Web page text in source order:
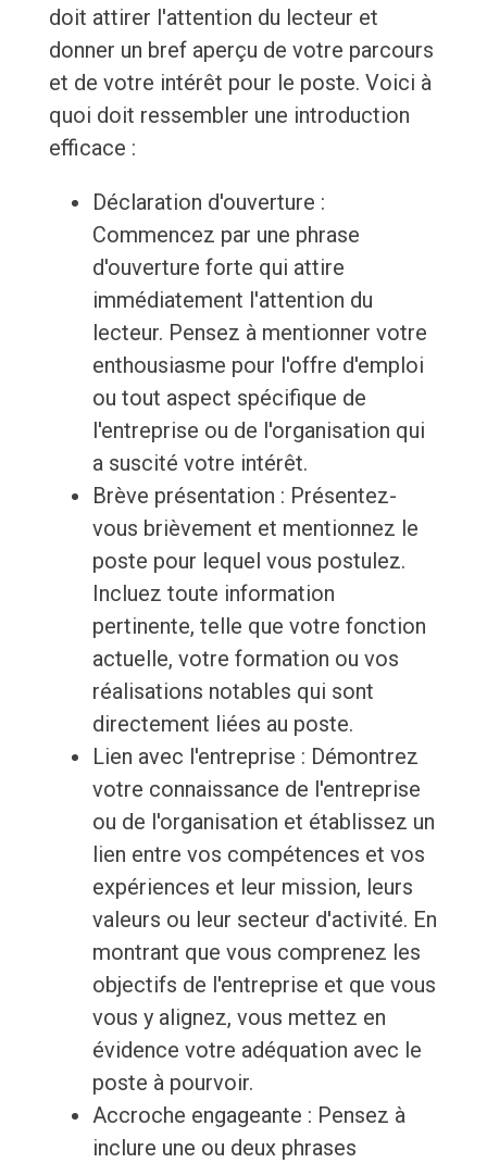
doit attirer l'attention du lecteur et
donner un bref aperçu de votre parcours
et de votre intérêt pour le poste. Voici à
quoi doit ressembler une introduction
efficace :
Déclaration d'ouverture :
Commencez par une phrase
d'ouverture forte qui attire
immédiatement l'attention du
lecteur. Pensez à mentionner votre
enthousiasme pour l'offre d'emploi
ou tout aspect spécifique de
l'entreprise ou de l'organisation qui
a suscité votre intérêt.
Brève présentation : Présentez-
vous brièvement et mentionnez le
poste pour lequel vous postulez.
Incluez toute information
pertinente, telle que votre fonction
actuelle, votre formation ou vos
réalisations notables qui sont
directement liées au poste.
Lien avec l'entreprise : Démontrez
votre connaissance de l'entreprise
ou de l'organisation et établissez un
lien entre vos compétences et vos
expériences et leur mission, leurs
valeurs ou leur secteur d'activité. En
montrant que vous comprenez les
objectifs de l'entreprise et que vous
vous y alignez, vous mettez en
évidence votre adéquation avec le
poste à pourvoir.
Accroche engageante : Pensez à
inclure une ou deux phrases